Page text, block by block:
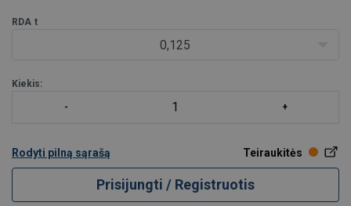
RDA t
0,125
Kiekis:
Rodyti pilną sąrašą Teiraukitės
Prisijungti / Registruotis